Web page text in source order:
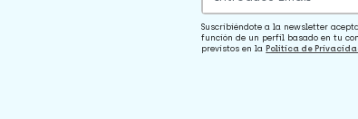
Suscribiéndote a la newsletter
función de un perfil basado en tu
previstos en laPolítica de